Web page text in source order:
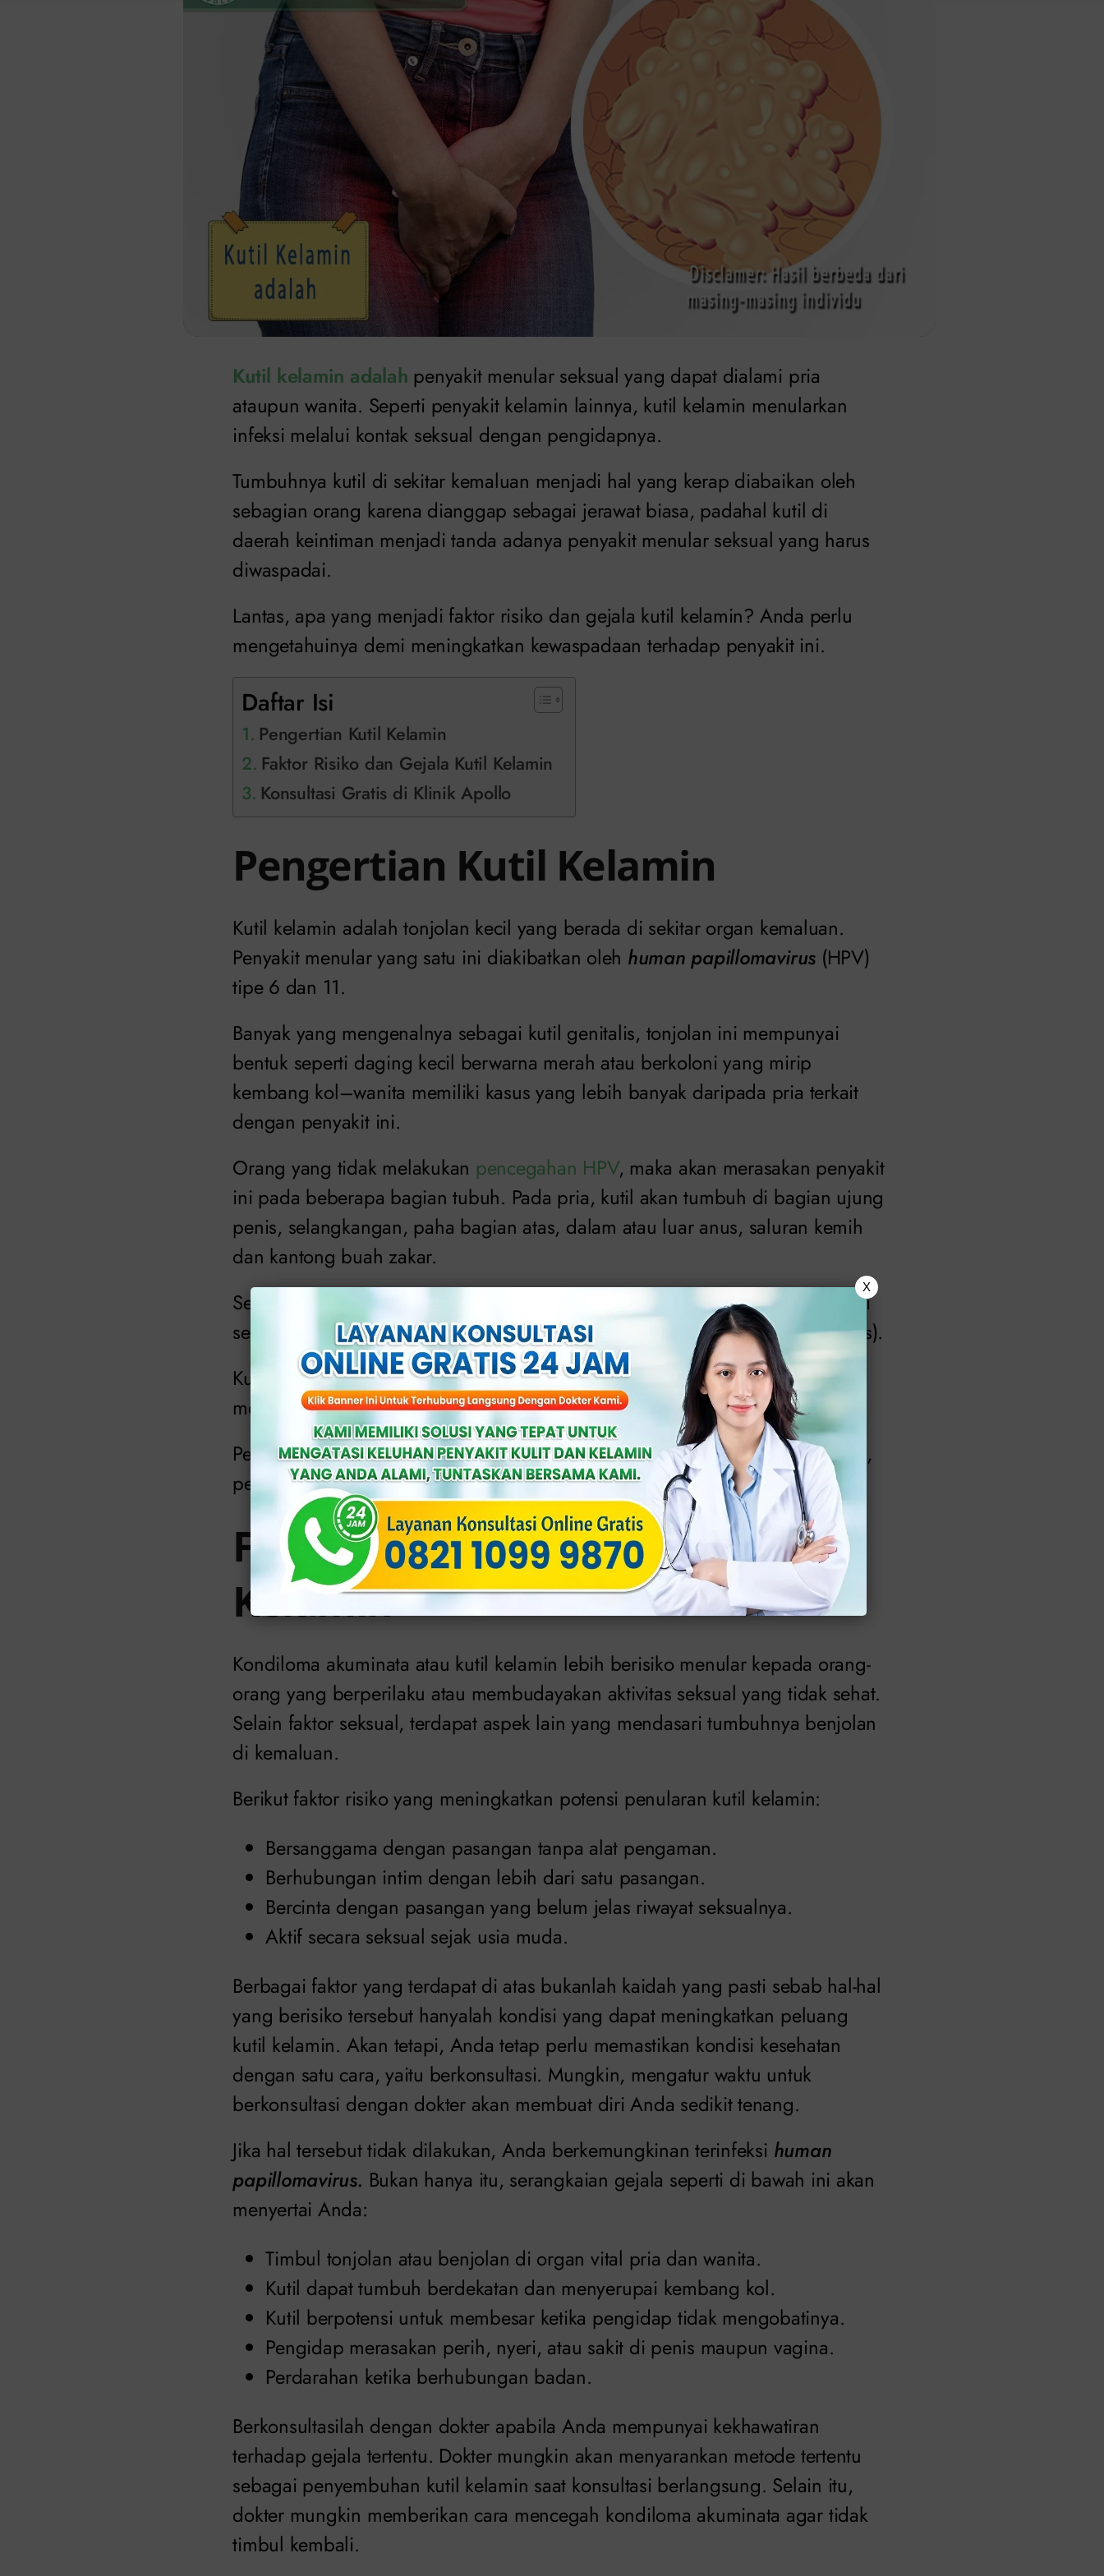
Kutil kelamin adalah penyakit menular seksual yang dapat dialami pria
ataupun wanita. Seperti penyakit kelamin lainnya, kutil kelamin menularkan
infeksi melalui kontak seksual dengan pengidapnya.
Tumbuhnya kutil di sekitar kemaluan menjadi hal yang kerap diabaikan oleh
sebagian orang karena dianggap sebagai jerawat biasa, padahal kutil di
daerah keintiman menjadi tanda adanya penyakit menular seksual yang harus
diwaspadai.
Lantas, apa yang menjadi faktor risiko dan gejala kutil kelamin? Anda perlu
mengetahuinya demi meningkatkan kewaspadaan terhadap penyakit ini.
Daftar Isi
Pengertian Kutil Kelamin
Faktor Risiko dan Gejala Kutil Kelamin
Konsultasi Gratis di Klinik Apollo
Pengertian Kutil Kelamin
Kutil kelamin adalah tonjolan kecil yang berada di sekitar organ kemaluan.
Penyakit menular yang satu ini diakibatkan oleh human papillomavirus (HPV)
tipe 6 dan 11.
Banyak yang mengenalnya sebagai kutil genitalis, tonjolan ini mempunyai
bentuk seperti daging kecil berwarna merah atau berkoloni yang mirip
kembang kol–wanita memiliki kasus yang lebih banyak daripada pria terkait
dengan penyakit ini.
Orang yang tidak melakukan pencegahan HPV, maka akan merasakan penyakit
ini pada beberapa bagian tubuh. Pada pria, kutil akan tumbuh di bagian ujung
penis, selangkangan, paha bagian atas, dalam atau luar anus, saluran kemih
dan kantong buah zakar.
Sementara itu, wanita yang mengidap penyakit ini, maka kutil akan tumbuh di
sekitar paha atas, vulva, dinding vagina, serviks, dan saluran pelepasan (anus).
Kutil atau benjolan yang tumbuh di bagian-bagian tubuh tersebut dapat
menjadi besar apabila pengidap tidak berusaha menyembuhkan penyakit ini.
Penderita akan merasa gatal, perih, dan sakit di area tertentu. Oleh karena itu,
pengidap harus meminta bantuan dokter untuk penyembuhan kutil kelamin.
Faktor Risiko dan Gejala Kutil
Kelamin
Kondiloma akuminata atau kutil kelamin lebih berisiko menular kepada orang-
orang yang berperilaku atau membudayakan aktivitas seksual yang tidak sehat.
Selain faktor seksual, terdapat aspek lain yang mendasari tumbuhnya benjolan
di kemaluan.
Berikut faktor risiko yang meningkatkan potensi penularan kutil kelamin:
Bersanggama dengan pasangan tanpa alat pengaman.
Berhubungan intim dengan lebih dari satu pasangan.
Bercinta dengan pasangan yang belum jelas riwayat seksualnya.
Aktif secara seksual sejak usia muda.
Berbagai faktor yang terdapat di atas bukanlah kaidah yang pasti sebab hal-hal
yang berisiko tersebut hanyalah kondisi yang dapat meningkatkan peluang
kutil kelamin. Akan tetapi, Anda tetap perlu memastikan kondisi kesehatan
dengan satu cara, yaitu berkonsultasi. Mungkin, mengatur waktu untuk
berkonsultasi dengan dokter akan membuat diri Anda sedikit tenang.
Jika hal tersebut tidak dilakukan, Anda berkemungkinan terinfeksi human
papillomavirus. Bukan hanya itu, serangkaian gejala seperti di bawah ini akan
menyertai Anda:
Timbul tonjolan atau benjolan di organ vital pria dan wanita.
Kutil dapat tumbuh berdekatan dan menyerupai kembang kol.
Kutil berpotensi untuk membesar ketika pengidap tidak mengobatinya.
Pengidap merasakan perih, nyeri, atau sakit di penis maupun vagina.
Perdarahan ketika berhubungan badan.
Berkonsultasilah dengan dokter apabila Anda mempunyai kekhawatiran
terhadap gejala tertentu. Dokter mungkin akan menyarankan metode tertentu
sebagai penyembuhan kutil kelamin saat konsultasi berlangsung. Selain itu,
dokter mungkin memberikan cara mencegah kondiloma akuminata agar tidak
timbul kembali.
X